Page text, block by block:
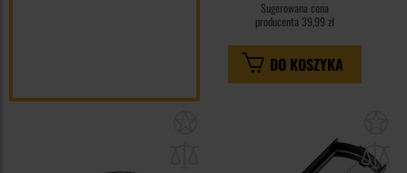
Sugerowana cena
producenta 39,99 zł
DO KOSZYKA